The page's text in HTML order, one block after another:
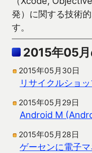
発）に関する技術
す。
2015年05
2015年05月30日
リサイクルショ
2015年05月29日
Android M
2015年05月28日
ゲーセンに電子マ